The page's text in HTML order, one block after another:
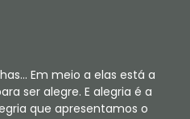
Em meio a elas está a
ser alegre. E alegria é a
que apresentamos o